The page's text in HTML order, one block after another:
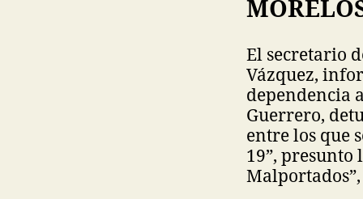
El secretario
Vázquez,
dependencia
Guerrero,
entre los que
19”,